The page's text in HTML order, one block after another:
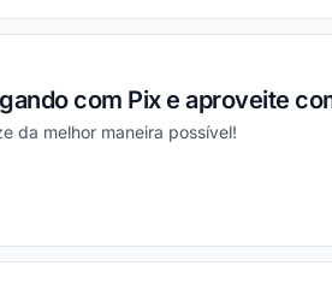
com Pix e aproveite
da melhor maneira possível!